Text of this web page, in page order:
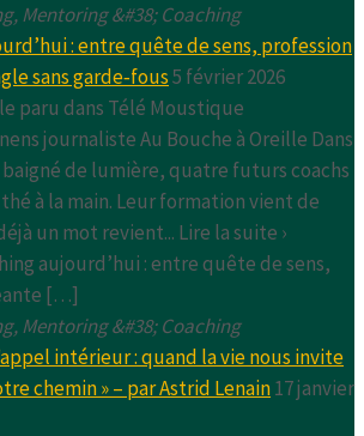
Mentoring &#38; Coaching
: entre quête de sens, profession
sans garde‑fous5 février 2026
paru dans Télé Moustique
journaliste Au Bouche à Oreille Dans
de lumière, quatre futurs coachs
à la main. Leur formation vient de
un mot revient... Lire la suite ›
aujourd’hui : entre quête de sens,
[…]
Mentoring &#38; Coaching
intérieur : quand la vie nous invite
chemin » – par Astrid Lenain17 janvier